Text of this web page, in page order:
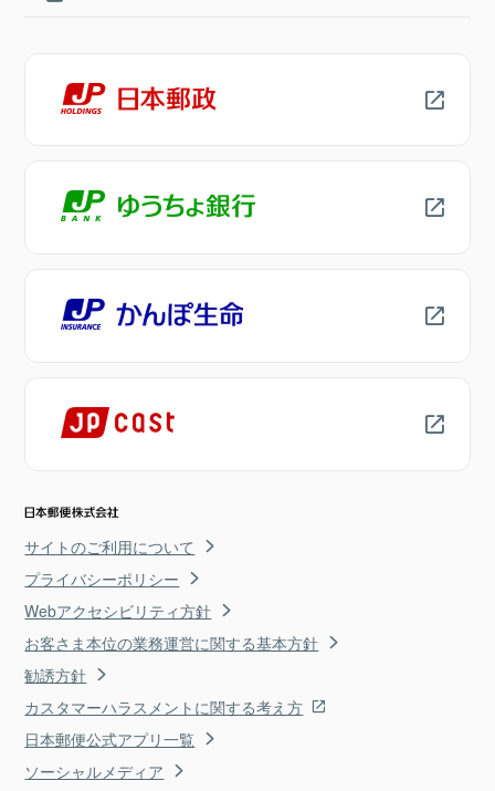
サイトのご利用について
プライバシーポリシー
Webアクセシビリティ方針
お客さま本位の業務運営に関する基本方針
勧誘方針
カスタマーハラスメントに関する考え方
日本郵便公式アプリ一覧
ソーシャルメディア